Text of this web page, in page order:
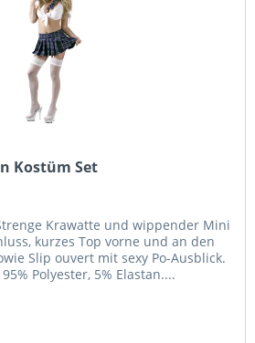
Kostüm Set
Krawatte und wippender Mini
kurzes Top vorne und an den
Slip ouvert mit sexy Po-Ausblick.
Polyester, 5% Elastan....